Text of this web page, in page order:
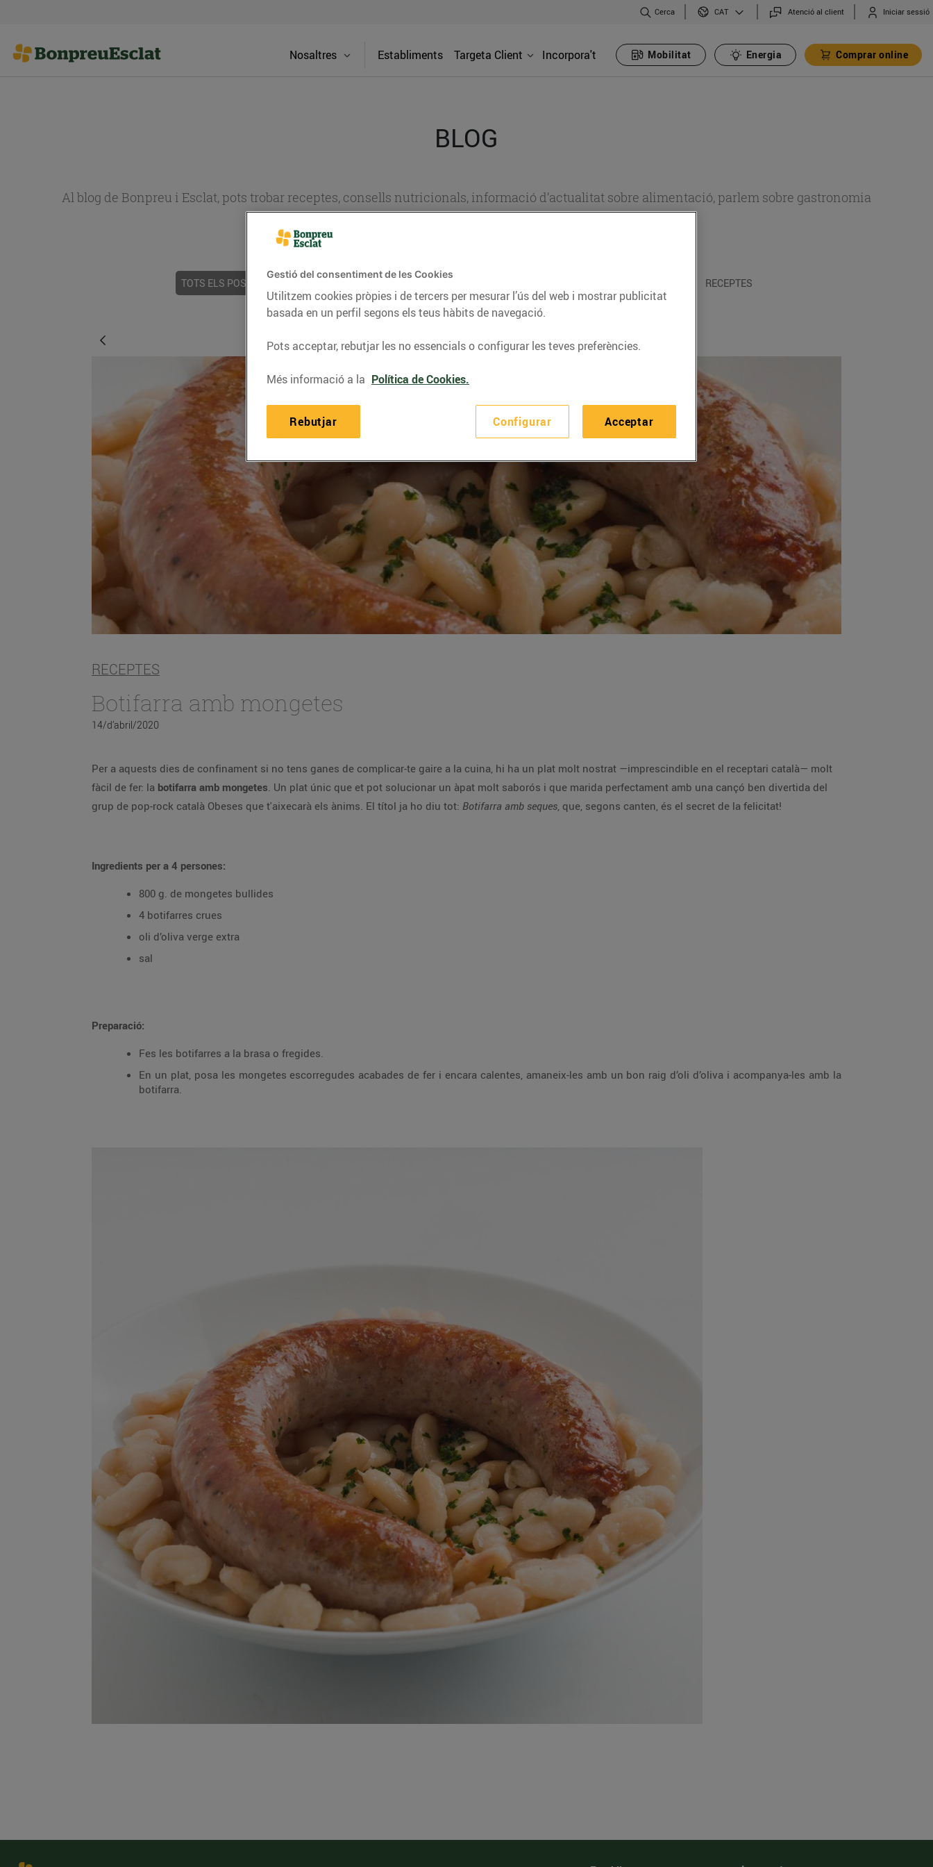
Cerca CAT Atenció al client Iniciar sessió
Nosaltres Establiments Targeta Client Incorpora't Mobilitat Energia Comprar online
BLOG
Al blog de Bonpreu i Esclat, pots trobar receptes, consells nutricionals, informació d’actualitat sobre alimentació, parlem sobre gastronomia
TOTS ELS POSTS RECEPTES
RECEPTES
Botifarra amb mongetes
14/d’abril/2020
Per a aquests dies de confinament si no tens ganes de complicar-te gaire a la cuina, hi ha un plat molt nostrat —imprescindible en el receptari català— molt
fàcil de fer: la
botifarra amb mongetes. Un plat únic que et pot solucionar un àpat molt saborós i que marida perfectament amb una cançó ben divertida del
grup de pop-rock català Obeses que t'aixecarà els ànims. El títol ja ho diu tot: Botifarra amb seques , que, segons canten, és el secret de la felicitat!
Ingredients per a 4 persones:
800 g. de mongetes bullides
4 botifarres crues
oli d’oliva verge extra
sal
Preparació:
Fes les botifarres a la brasa o fregides.
En un plat, posa les mongetes escorregudes acabades de fer i encara calentes, amaneix-les amb un bon raig d’oli d’oliva i acompanya-les amb la
botifarra.
Gestió del consentiment de les Cookies
Utilitzem cookies pròpies i de tercers per mesurar l’ús del web i mostrar publicitat
basada en un perfil segons els teus hàbits de navegació.
Pots acceptar, rebutjar les no essencials o configurar les teves preferències.
Més informació a la Política de Cookies.
Configurar
Rebutjar Acceptar